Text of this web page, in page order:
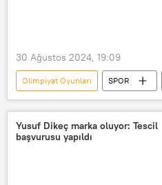
30 Ağustos 2024, 19:09
Olimpiyat Oyunları SPOR
Fransa
bronz madalya
bronz
Masa tenisi
Yusuf Dikeç marka oluyor: Tescil
başvurusu yapıldı